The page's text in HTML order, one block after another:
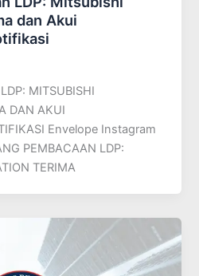
dan Akui
MITSUBISHI
DAN AKUI
Envelope Instagram
PEMBACAAN LDP:
TERIMA